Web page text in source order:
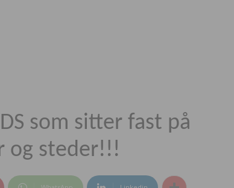
som sitter fast på
og steder!!!